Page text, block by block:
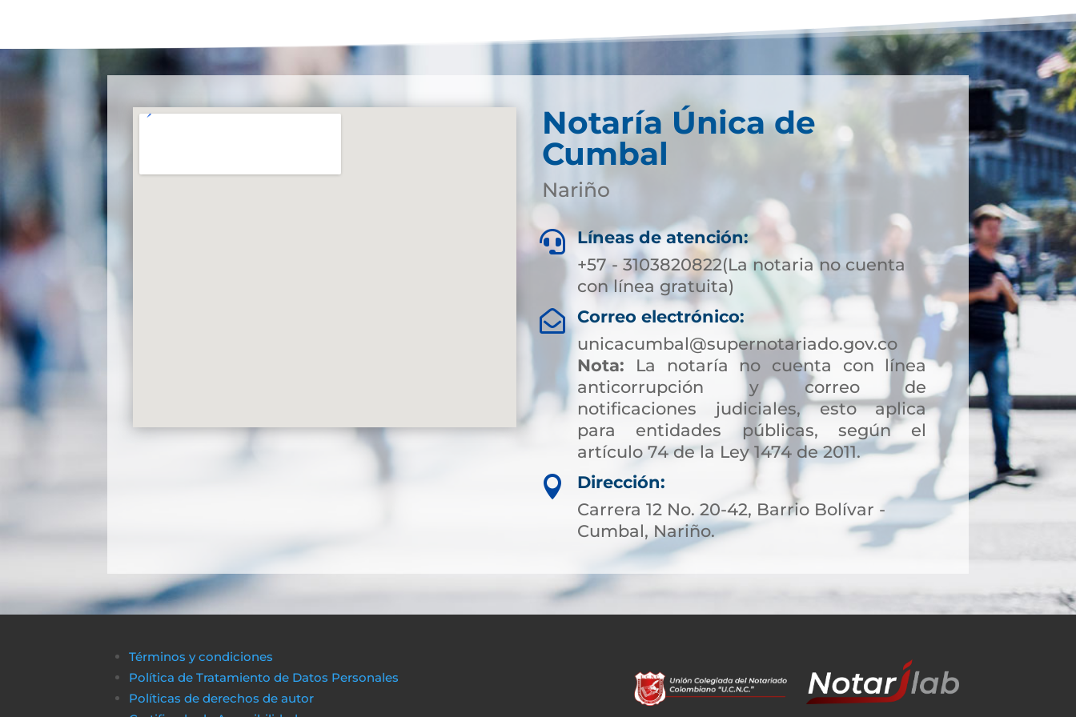
Notaría Única de
Cumbal
Nariño
 Líneas de atención:
+57 - 3103820822(La notaria no cuenta
con línea gratuita)

Correo electrónico:
unicacumbal@supernotariado.gov.co
Nota: La notaría no cuenta con línea
anticorrupción y correo de
notificaciones judiciales, esto aplica
para entidades públicas, según el
artículo 74 de la Ley 1474 de 2011.

Dirección:
Carrera 12 No. 20-42, Barrio Bolívar -
Cumbal, Nariño.
Términos y condiciones
Política de Tratamiento de Datos Personales
Políticas de derechos de autor